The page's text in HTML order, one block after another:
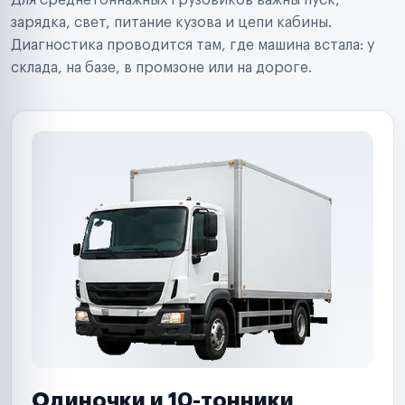
Аренда спецтехники
Ремонт спецтехники
Ритейл-сети
Управляющие компании
Страховые компании
зарядка, свет, питание кузова и цепи кабины.
Диагностика проводится там, где машина встала: у
склада, на базе, в промзоне или на дороге.
Одиночки и 10-тонники